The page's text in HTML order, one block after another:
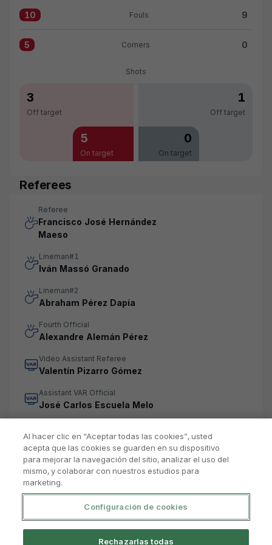
Fouls:Girona FC 10 versus CA Osasuna 9
10 Fouls 9
Corners:Girona FC 5 versus CA Osasuna 0
5 Corners 0
Shots
3
Off target
5
On target
1
Off target
0
On target
Referees
Referee
Francisco José Hernández
Maeso
Lineman#1
Iván Massó Granado
Lineman#2
Abraham Pérez Dapía
Fourth Official
Alexandre Alemán Pérez
Video Assistant Referee
Valentín Pizarro Gómez
Assistant VAR Official
José Carlos Escuela Melo
Al hacer clic en “Aceptar todas las cookies”, usted
acepta que las cookies se guarden en su dispositivo
para mejorar la navegación del sitio, analizar el uso del
mismo, y colaborar con nuestros estudios para
marketing.
Configuración de cookies
Rechazarlas todas